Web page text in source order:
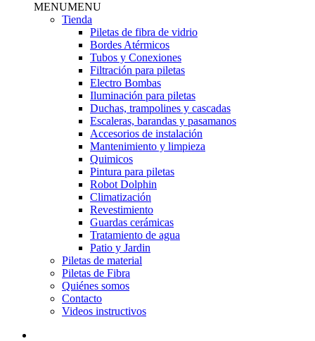
MENUMENU
Tienda
Piletas de fibra de vidrio
Bordes Atérmicos
Tubos y Conexiones
Filtración para piletas
Electro Bombas
Iluminación para piletas
Duchas, trampolines y cascadas
Escaleras, barandas y pasamanos
Accesorios de instalación
Mantenimiento y limpieza
Quimicos
Pintura para piletas
Robot Dolphin
Climatización
Revestimiento
Guardas cerámicas
Tratamiento de agua
Patio y Jardin
Piletas de material
Piletas de Fibra
Quiénes somos
Contacto
Videos instructivos